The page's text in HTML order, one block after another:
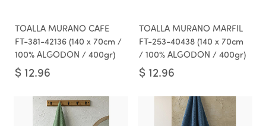
TOALLA MURANO CAFE
FT-381-42136 (140 x 70cm /
100% ALGODON / 400gr)
$ 12.96
TOALLA MURANO MARFIL
FT-253-40438 (140 x 70cm
/ 100% ALGODON / 400gr)
$ 12.96